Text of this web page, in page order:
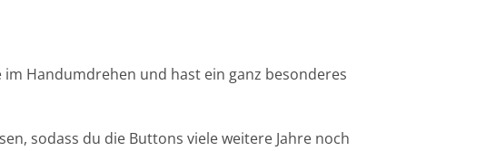
Handumdrehen und hast ein ganz besonderes
sodass du die Buttons viele weitere Jahre noch